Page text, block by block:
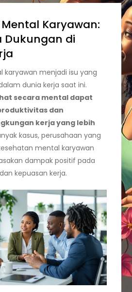
Karyawan:
Dukungan di
karyawan menjadi isu yang
dunia kerja saat ini.
secara mental dapat
dan
kerja yang lebih
kasus, perusahaan yang
mental karyawan
dampak positif pada
kepuasan kerja.